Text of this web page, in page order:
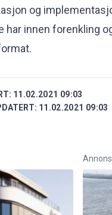
og
har innen forenkling
11.02.2021 09:03
11.02.2021 09:03